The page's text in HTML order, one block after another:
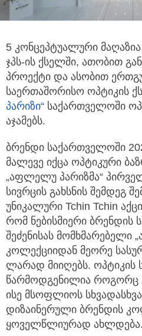
5 კონცეპტუალური
ჯპს-ის ქსელში, ათობით
პროექტი და ასობით
საერთაშორისო ოპტიკის
პარიზი“ საქართველოში
აჯამებს.
ბრენდი საქართველოში
მალევე იქცა ოპტიკური
„აფლელუ პარიზმა“
სივრცის გახსნის შემდეგ
უნიკალური Tchin Tchin
რომ ნებისმიერი ბრენდის
შეძენისას მომხმარებელი
კოლექციიდან მეორე
ლარად მიიღებს. ოპტიკის
წარმოდგენილია როგორც
ისე მსოფლიოს სხვადასხვა
დიზაინერული ბრენდის
ყოველწლიურად ახლდება.